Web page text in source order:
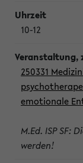
10-12
250331
emotionale
M.Ed. ISP
werden!